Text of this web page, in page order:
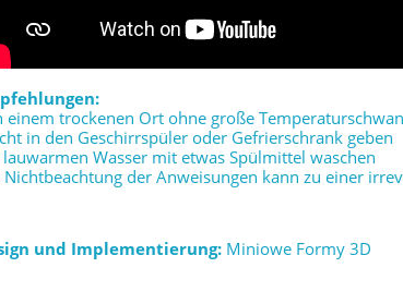
einem trockenen Ort ohne große
in den Geschirrspüler oder Gefrierschrank geben
Wasser mit etwas Spülmittel waschen
Nichtbeachtung der Anweisungen kann zu einer
und Implementierung: Miniowe Formy 3D